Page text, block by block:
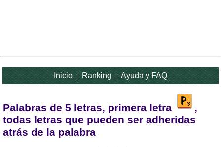
Inicio|Ranking|Ayuda y FAQ
Palabras de 5 letras, primera letra
,
todas letras que pueden ser adheridas
atrás de la palabra